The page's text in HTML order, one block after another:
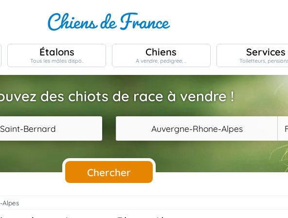
Étalons
Tous les mâles dispo..
Chiens
A vendre, pedigree, ..
Services
Toiletteurs, pensions
des chiots de race à vendre !
Bernard Auvergne-Rhone-Alpes
Chercher
Alpes